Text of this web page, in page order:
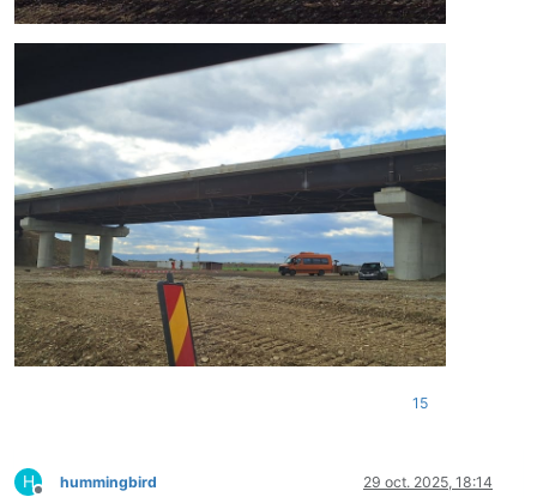
15
H hummingbird 29 oct. 2025, 18:14